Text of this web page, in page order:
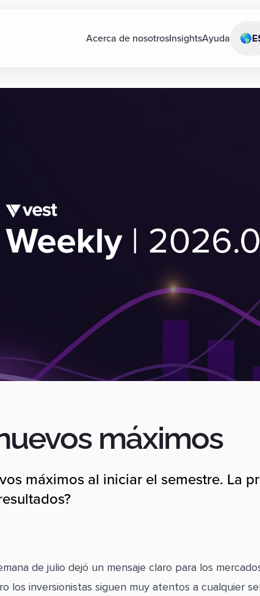
Acerca de nosotrosInsightsAyuda 🌎
máximos
máximos al iniciar el semestre. La
de julio dejó un mensaje claro para los
los inversionistas siguen muy atentos a cualquier